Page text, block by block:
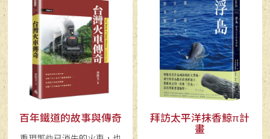
百年鐵道的故事與傳奇 拜訪太平洋抹香鯨π計
畫